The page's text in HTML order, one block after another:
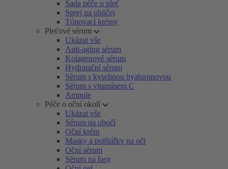
Sada péče o pleť
Sprej na obličej
Tónovací krémy
Pleťové sérum
Ukázat vše
Anti-aging sérum
Kolagenové sérum
Hydratační sérum
Sérum s kyselinou hyaluronovou
Sérum s vitamínem C
Ampule
Péče o oční okolí
Ukázat vše
Sérum na obočí
Oční krém
Masky a polštářky na oči
Oční sérum
Sérum na řasy